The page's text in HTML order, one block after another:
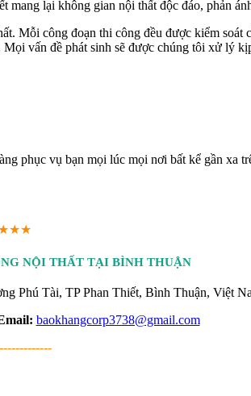
lại không gian nội thất độc đáo, phản
Mỗi công đoạn thi công đều được kiểm soát
vấn đề phát sinh sẽ được chúng tôi xử lý
phục vụ bạn mọi lúc mọi nơi bất kể gần xa
NỘI THẤT TẠI BÌNH THUẬN
Phú Tài, TP Phan Thiết, Bình Thuận, Việt
baokhangcorp3738@gmail.com